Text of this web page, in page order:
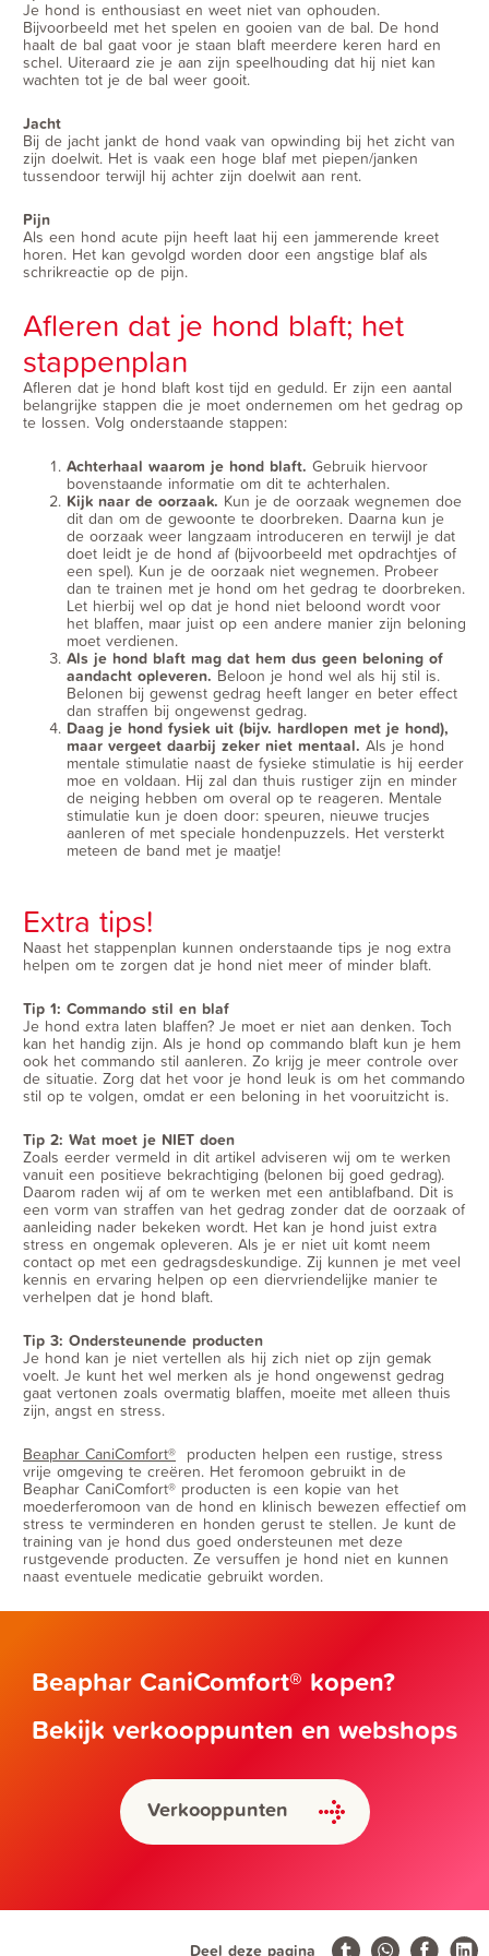
Je hond is enthousiast en weet niet van ophouden.
Bijvoorbeeld met het spelen en gooien van de bal. De hond
haalt de bal gaat voor je staan blaft meerdere keren hard en
schel. Uiteraard zie je aan zijn speelhouding dat hij niet kan
wachten tot je de bal weer gooit.
Jacht
Bij de jacht jankt de hond vaak van opwinding bij het zicht van
zijn doelwit. Het is vaak een hoge blaf met piepen/janken
tussendoor terwijl hij achter zijn doelwit aan rent.
Pijn
Als een hond acute pijn heeft laat hij een jammerende kreet
horen. Het kan gevolgd worden door een angstige blaf als
schrikreactie op de pijn.
Afleren dat je hond blaft; het
stappenplan
Afleren dat je hond blaft kost tijd en geduld. Er zijn een aantal
belangrijke stappen die je moet ondernemen om het gedrag op
te lossen. Volg onderstaande stappen:
Achterhaal waarom je hond blaft. Gebruik hiervoor
bovenstaande informatie om dit te achterhalen.
Kijk naar de oorzaak. Kun je de oorzaak wegnemen doe
dit dan om de gewoonte te doorbreken. Daarna kun je
de oorzaak weer langzaam introduceren en terwijl je dat
doet leidt je de hond af (bijvoorbeeld met opdrachtjes of
een spel). Kun je de oorzaak niet wegnemen. Probeer
dan te trainen met je hond om het gedrag te doorbreken.
Let hierbij wel op dat je hond niet beloond wordt voor
het blaffen, maar juist op een andere manier zijn beloning
moet verdienen.
Als je hond blaft mag dat hem dus geen beloning of
aandacht opleveren. Beloon je hond wel als hij stil is.
Belonen bij gewenst gedrag heeft langer en beter effect
dan straffen bij ongewenst gedrag.
Daag je hond fysiek uit (bijv. hardlopen met je hond),
maar vergeet daarbij zeker niet mentaal. Als je hond
mentale stimulatie naast de fysieke stimulatie is hij eerder
moe en voldaan. Hij zal dan thuis rustiger zijn en minder
de neiging hebben om overal op te reageren. Mentale
stimulatie kun je doen door: speuren, nieuwe trucjes
aanleren of met speciale hondenpuzzels. Het versterkt
meteen de band met je maatje!
Extra tips!
Naast het stappenplan kunnen onderstaande tips je nog extra
helpen om te zorgen dat je hond niet meer of minder blaft.
Tip 1: Commando stil en blaf
Je hond extra laten blaffen? Je moet er niet aan denken. Toch
kan het handig zijn. Als je hond op commando blaft kun je hem
ook het commando stil aanleren. Zo krijg je meer controle over
de situatie. Zorg dat het voor je hond leuk is om het commando
stil op te volgen, omdat er een beloning in het vooruitzicht is.
Tip 2: Wat moet je NIET doen
Zoals eerder vermeld in dit artikel adviseren wij om te werken
vanuit een positieve bekrachtiging (belonen bij goed gedrag).
Daarom raden wij af om te werken met een antiblafband. Dit is
een vorm van straffen van het gedrag zonder dat de oorzaak of
aanleiding nader bekeken wordt. Het kan je hond juist extra
stress en ongemak opleveren. Als je er niet uit komt neem
contact op met een gedragsdeskundige. Zij kunnen je met veel
kennis en ervaring helpen op een diervriendelijke manier te
verhelpen dat je hond blaft.
Tip 3: Ondersteunende producten
Je hond kan je niet vertellen als hij zich niet op zijn gemak
voelt. Je kunt het wel merken als je hond ongewenst gedrag
gaat vertonen zoals overmatig blaffen, moeite met alleen thuis
zijn, angst en stress.
Beaphar CaniComfort® producten helpen een rustige, stress
vrije omgeving te creëren. Het feromoon gebruikt in de
Beaphar CaniComfort® producten is een kopie van het
moederferomoon van de hond en klinisch bewezen effectief om
stress te verminderen en honden gerust te stellen. Je kunt de
training van je hond dus goed ondersteunen met deze
rustgevende producten. Ze versuffen je hond niet en kunnen
naast eventuele medicatie gebruikt worden.
Beaphar CaniComfort® kopen?
Bekijk verkooppunten en webshops
Verkooppunten
Deel deze pagina